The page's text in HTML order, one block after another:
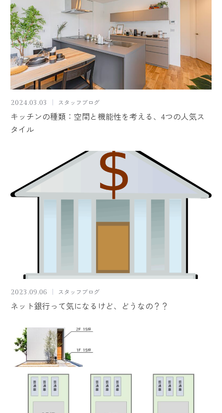
2024.03.03 スタッフブログ
キッチンの種類：空間と機能性を考える、4つの人気ス
タイル
2023.09.06 スタッフブログ
ネット銀行って気になるけど、どうなの？？